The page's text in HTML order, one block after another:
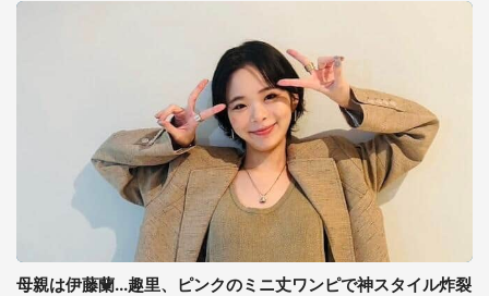
母親は伊藤蘭...趣里、ピンクのミニ丈ワンピで神スタイル炸裂